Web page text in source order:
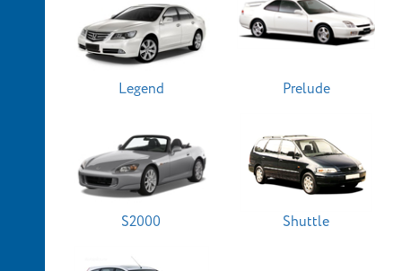
Legend Prelude
S2000 Shuttle